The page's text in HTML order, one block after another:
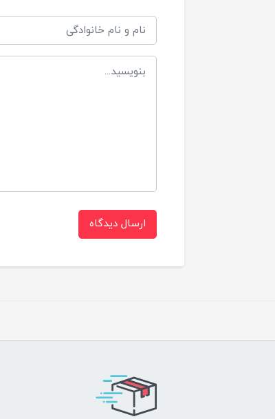
ارسال دیدگاه